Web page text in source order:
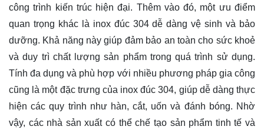
công trình kiến trúc hiện đại. Thêm vào đó, một ưu điểm
quan trọng khác là inox đúc 304 dễ dàng vệ sinh và bảo
dưỡng. Khả năng này giúp đảm bảo an toàn cho sức khoẻ
và duy trì chất lượng sản phẩm trong quá trình sử dụng.
Tính đa dụng và phù hợp với nhiều phương pháp gia công
cũng là một đặc trưng của inox đúc 304, giúp dễ dàng thực
hiện các quy trình như hàn, cắt, uốn và đánh bóng. Nhờ
vậy, các nhà sản xuất có thể chế tạo sản phẩm tinh tế và